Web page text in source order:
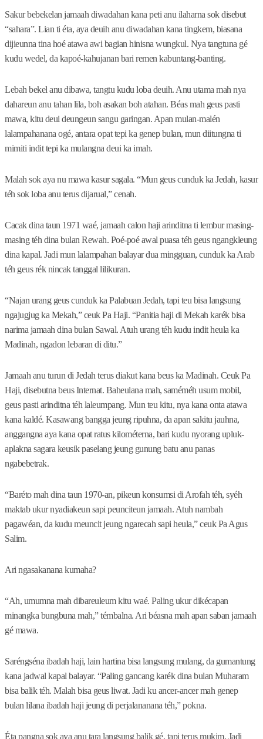
Sakur bebekelan jamaah diwadahan kana peti anu ilaharna sok disebut
“sahara”. Lian ti éta, aya deuih anu diwadahan kana tingkem, biasana
dijieunna tina hoé atawa awi bagian hinisna wungkul. Nya tangtuna gé
kudu wedel, da kapoé-kahujanan bari remen kabuntang-banting.
Lebah bekel anu dibawa, tangtu kudu loba deuih. Anu utama mah nya
dahareun anu tahan lila, boh asakan boh atahan. Béas mah geus pasti
mawa, kitu deui deungeun sangu garingan. Apan mulan-malén
lalampahanana ogé, antara opat tepi ka genep bulan, mun diitungna ti
mimiti indit tepi ka mulangna deui ka imah.
Malah sok aya nu mawa kasur sagala. “Mun geus cunduk ka Jedah, kasur
téh sok loba anu terus dijarual,” cenah.
Cacak dina taun 1971 waé, jamaah calon haji arinditna ti lembur masing-
masing téh dina bulan Rewah. Poé-poé awal puasa téh geus ngangkleung
dina kapal. Jadi mun lalampahan balayar dua mingguan, cunduk ka Arab
téh geus rék nincak tanggal lilikuran.
“Najan urang geus cunduk ka Palabuan Jedah, tapi teu bisa langsung
ngajugjug ka Mekah,” ceuk Pa Haji. “Panitia haji di Mekah karék bisa
narima jamaah dina bulan Sawal. Atuh urang téh kudu indit heula ka
Madinah, ngadon lebaran di ditu.”
Jamaah anu turun di Jedah terus diakut kana beus ka Madinah. Ceuk Pa
Haji, disebutna beus Internat. Baheulana mah, saméméh usum mobil,
geus pasti arinditna téh laleumpang. Mun teu kitu, nya kana onta atawa
kana kaldé. Kasawang bangga jeung ripuhna, da apan sakitu jauhna,
anggangna aya kana opat ratus kilométerna, bari kudu nyorang upluk-
aplakna sagara keusik paselang jeung gunung batu anu panas
ngabebetrak.
“Baréto mah dina taun 1970-an, pikeun konsumsi di Arofah téh, syéh
maktab ukur nyadiakeun sapi peunciteun jamaah. Atuh nambah
pagawéan, da kudu meuncit jeung ngarecah sapi heula,” ceuk Pa Agus
Salim.
Ari ngasakanana kumaha?
“Ah, umumna mah dibareuleum kitu waé. Paling ukur dikécapan
minangka bungbuna mah,” témbalna. Ari béasna mah apan saban jamaah
gé mawa.
Saréngséna ibadah haji, lain hartina bisa langsung mulang, da gumantung
kana jadwal kapal balayar. “Paling gancang karék dina bulan Muharam
bisa balik téh. Malah bisa geus liwat. Jadi ku ancer-ancer mah genep
bulan lilana ibadah haji jeung di perjalananana téh,” pokna.
Éta pangna sok aya anu tara langsung balik gé, tapi terus mukim. Jadi